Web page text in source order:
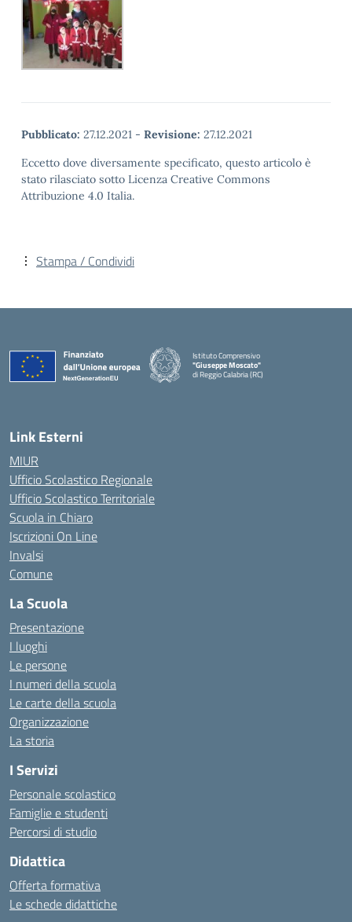
Pubblicato: 27.12.2021 - Revisione: 27.12.2021
Eccetto dove diversamente specificato, questo articolo è
stato rilasciato sotto Licenza Creative Commons
Attribuzione 4.0 Italia.
Stampa / Condividi
Istituto Comprensivo
"Giuseppe Moscato"
di Reggio Calabria (RC)
— Visita la pagina iniziale della scuola
Link Esterni
MIUR
Ufficio Scolastico Regionale
Ufficio Scolastico Territoriale
Scuola in Chiaro
Iscrizioni On Line
Invalsi
Comune
La Scuola
Presentazione
I luoghi
Le persone
I numeri della scuola
Le carte della scuola
Organizzazione
La storia
I Servizi
Personale scolastico
Famiglie e studenti
Percorsi di studio
Didattica
Offerta formativa
Le schede didattiche